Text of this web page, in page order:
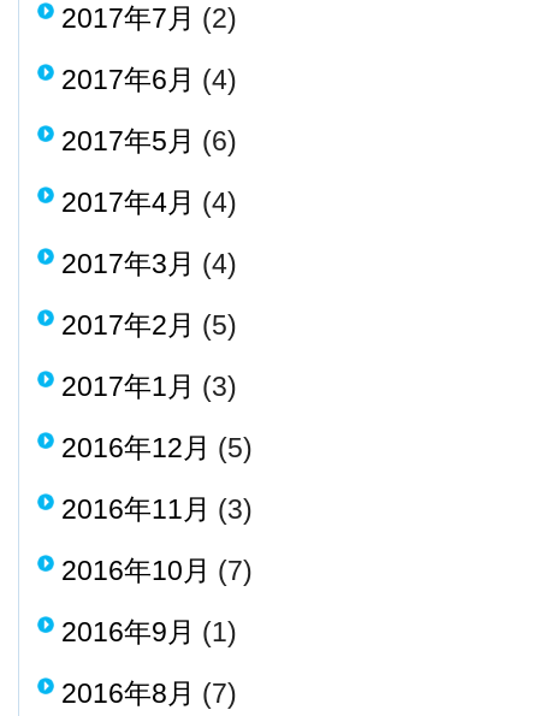
2017年7月 (2)
2017年6月 (4)
2017年5月 (6)
2017年4月 (4)
2017年3月 (4)
2017年2月 (5)
2017年1月 (3)
2016年12月 (5)
2016年11月 (3)
2016年10月 (7)
2016年9月 (1)
2016年8月 (7)